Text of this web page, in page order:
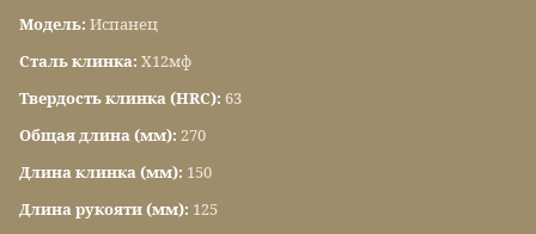
Модель: Испанец
Сталь клинка: Х12мф
Твердость клинка (HRC): 63
Общая длина (мм): 270
Длина клинка (мм): 150
Длина рукояти (мм): 125